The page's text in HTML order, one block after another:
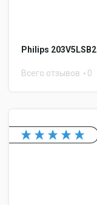
Philips 203V5LSB2
Всего отзывов 0